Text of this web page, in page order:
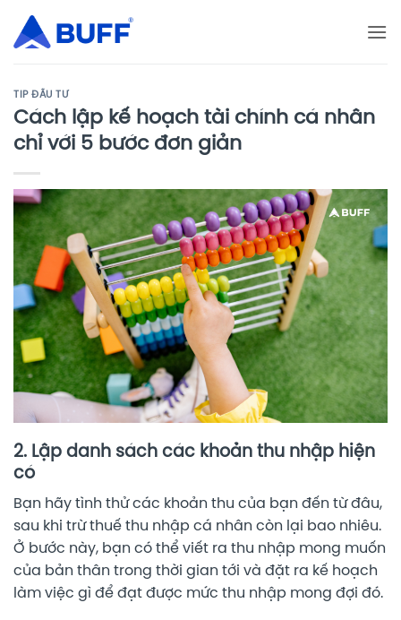
qua
TIP ĐẦU TƯ
Cách lập kế hoạch tài chính cá nhân
chỉ với 5 bước đơn giản
2. Lập danh sách các khoản thu nhập hiện
có
Bạn hãy tình thử các khoản thu của bạn đến từ đâu,
sau khi trừ thuế thu nhập cá nhân còn lại bao nhiêu.
Ở bước này, bạn có thể viết ra thu nhập mong muốn
của bản thân trong thời gian tới và đặt ra kế hoạch
làm việc gì để đạt được mức thu nhập mong đợi đó.